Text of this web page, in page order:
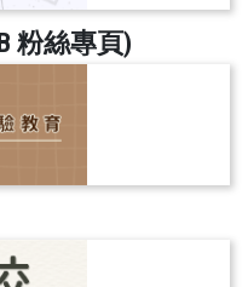
粉絲專頁)